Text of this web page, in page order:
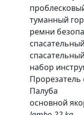
туманный
ремни
набор
Прорезатель
Палуба
основной